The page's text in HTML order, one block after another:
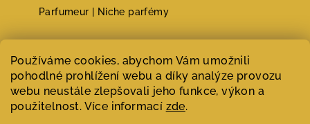
Používáme cookies, abychom Vám umožnili
pohodlné prohlížení webu a díky analýze provozu
webu neustále zlepšovali jeho funkce, výkon a
použitelnost. Více informací zde.
Parfumeur | Niche parfémy
Copyright 2026Parfumeur | Niche parfémy . Všechna práva
vyhrazena.Upravit nastavení cookies